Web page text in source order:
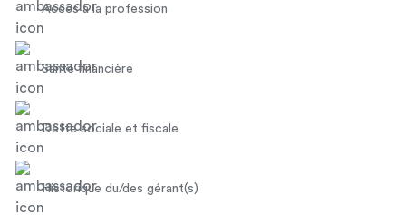
Accès à la profession
Santé financière
Dette sociale et fiscale
Historique du/des gérant(s)